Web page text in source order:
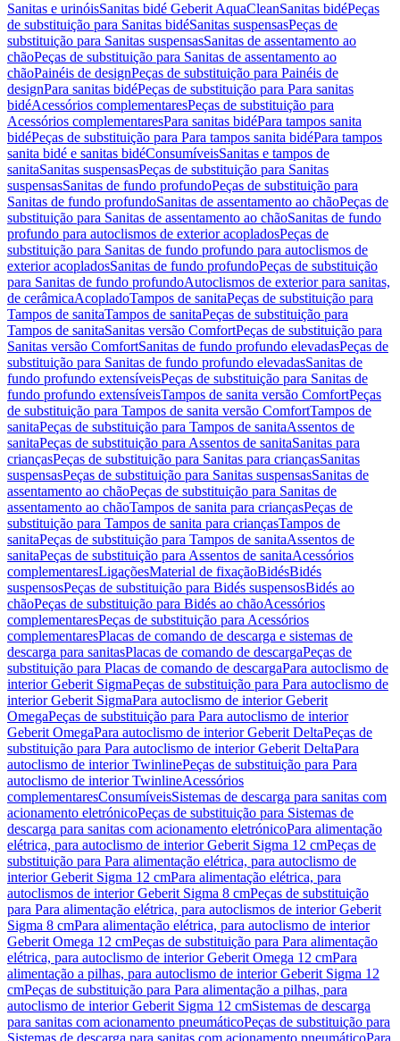
Sanitas e urinóisSanitas bidé Geberit AquaCleanSanitas bidéPeças
de substituição para Sanitas bidéSanitas suspensasPeças de
substituição para Sanitas suspensasSanitas de assentamento ao
chãoPeças de substituição para Sanitas de assentamento ao
chãoPainéis de designPeças de substituição para Painéis de
designPara sanitas bidéPeças de substituição para Para sanitas
bidéAcessórios complementaresPeças de substituição para
Acessórios complementaresPara sanitas bidéPara tampos sanita
bidéPeças de substituição para Para tampos sanita bidéPara tampos
sanita bidé e sanitas bidéConsumíveisSanitas e tampos de
sanitaSanitas suspensasPeças de substituição para Sanitas
suspensasSanitas de fundo profundoPeças de substituição para
Sanitas de fundo profundoSanitas de assentamento ao chãoPeças de
substituição para Sanitas de assentamento ao chãoSanitas de fundo
profundo para autoclismos de exterior acopladosPeças de
substituição para Sanitas de fundo profundo para autoclismos de
exterior acopladosSanitas de fundo profundoPeças de substituição
para Sanitas de fundo profundoAutoclismos de exterior para sanitas,
de cerâmicaAcopladoTampos de sanitaPeças de substituição para
Tampos de sanitaTampos de sanitaPeças de substituição para
Tampos de sanitaSanitas versão ComfortPeças de substituição para
Sanitas versão ComfortSanitas de fundo profundo elevadasPeças de
substituição para Sanitas de fundo profundo elevadasSanitas de
fundo profundo extensíveisPeças de substituição para Sanitas de
fundo profundo extensíveisTampos de sanita versão ComfortPeças
de substituição para Tampos de sanita versão ComfortTampos de
sanitaPeças de substituição para Tampos de sanitaAssentos de
sanitaPeças de substituição para Assentos de sanitaSanitas para
criançasPeças de substituição para Sanitas para criançasSanitas
suspensasPeças de substituição para Sanitas suspensasSanitas de
assentamento ao chãoPeças de substituição para Sanitas de
assentamento ao chãoTampos de sanita para criançasPeças de
substituição para Tampos de sanita para criançasTampos de
sanitaPeças de substituição para Tampos de sanitaAssentos de
sanitaPeças de substituição para Assentos de sanitaAcessórios
complementaresLigaçõesMaterial de fixaçãoBidésBidés
suspensosPeças de substituição para Bidés suspensosBidés ao
chãoPeças de substituição para Bidés ao chãoAcessórios
complementaresPeças de substituição para Acessórios
complementaresPlacas de comando de descarga e sistemas de
descarga para sanitasPlacas de comando de descargaPeças de
substituição para Placas de comando de descargaPara autoclismo de
interior Geberit SigmaPeças de substituição para Para autoclismo de
interior Geberit SigmaPara autoclismo de interior Geberit
OmegaPeças de substituição para Para autoclismo de interior
Geberit OmegaPara autoclismo de interior Geberit DeltaPeças de
substituição para Para autoclismo de interior Geberit DeltaPara
autoclismo de interior TwinlinePeças de substituição para Para
autoclismo de interior TwinlineAcessórios
complementaresConsumíveisSistemas de descarga para sanitas com
acionamento eletrónicoPeças de substituição para Sistemas de
descarga para sanitas com acionamento eletrónicoPara alimentação
elétrica, para autoclismo de interior Geberit Sigma 12 cmPeças de
substituição para Para alimentação elétrica, para autoclismo de
interior Geberit Sigma 12 cmPara alimentação elétrica, para
autoclismos de interior Geberit Sigma 8 cmPeças de substituição
para Para alimentação elétrica, para autoclismos de interior Geberit
Sigma 8 cmPara alimentação elétrica, para autoclismo de interior
Geberit Omega 12 cmPeças de substituição para Para alimentação
elétrica, para autoclismo de interior Geberit Omega 12 cmPara
alimentação a pilhas, para autoclismo de interior Geberit Sigma 12
cmPeças de substituição para Para alimentação a pilhas, para
autoclismo de interior Geberit Sigma 12 cmSistemas de descarga
para sanitas com acionamento pneumáticoPeças de substituição para
Sistemas de descarga para sanitas com acionamento pneumáticoPara